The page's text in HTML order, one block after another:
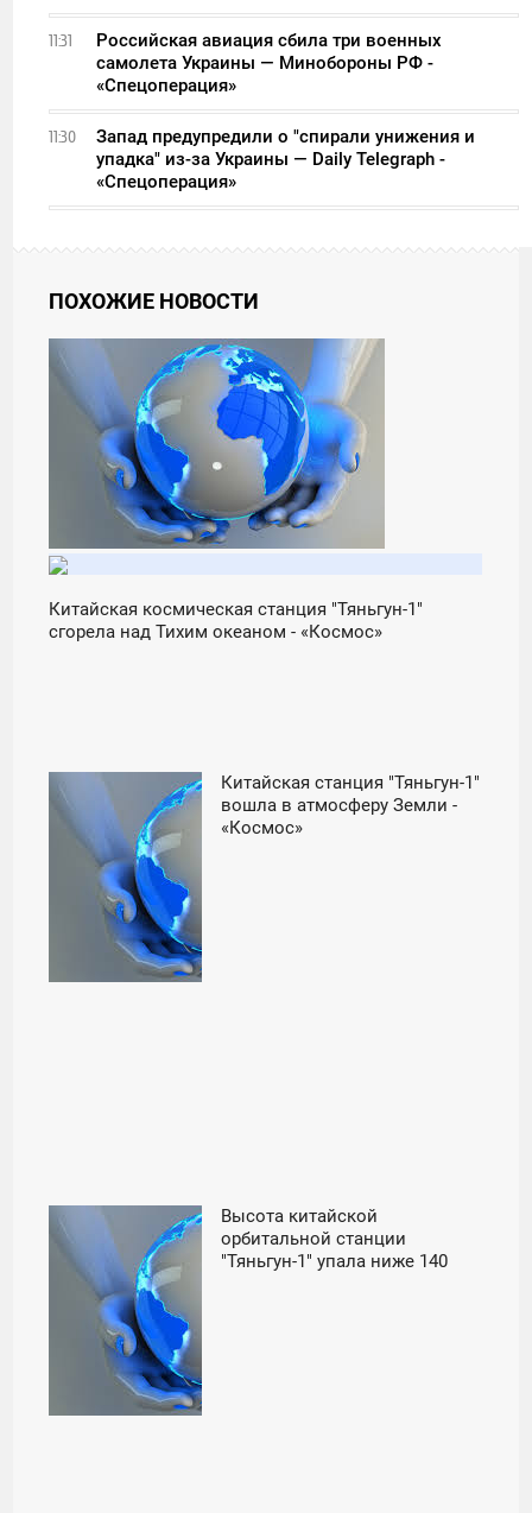
11:31
Российская авиация сбила три военных
самолета Украины — Минобороны РФ -
«Спецоперация»
11:30
Запад предупредили о "спирали унижения и
упадка" из-за Украины — Daily Telegraph -
«Спецоперация»
ПОХОЖИЕ НОВОСТИ
Китайская космическая станция "Тяньгун-1"
сгорела над Тихим океаном - «Космос»
Китайская станция "Тяньгун-1"
вошла в атмосферу Земли -
«Космос»
Высота китайской
орбитальной станции
"Тяньгун-1" упала ниже 140